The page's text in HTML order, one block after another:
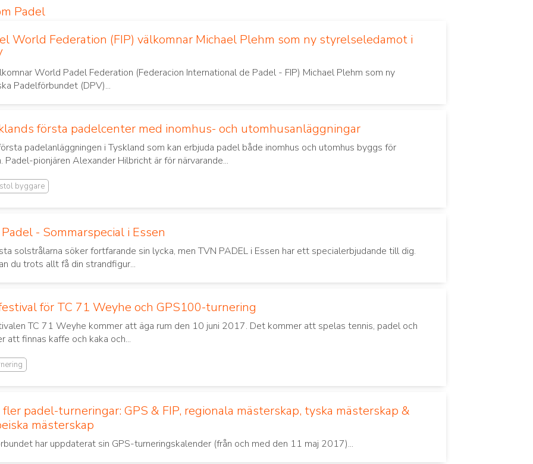
Padel
World Federation (FIP) välkomnar Michael Plehm som ny styrelseledamot i
World Padel Federation (Federacion International de Padel - FIP) Michael Plehm som ny
Padelförbundet (DPV)...
första padelcenter med inomhus- och utomhusanläggningar
padelanläggningen i Tyskland som kan erbjuda padel både inomhus och utomhus byggs för
Padel-pionjären Alexander Hilbricht är för närvarande...
byggare
- Sommarspecial i Essen
solstrålarna söker fortfarande sin lycka, men TVN PADEL i Essen har ett specialerbjudande till dig.
du trots allt få din strandfigur...
för TC 71 Weyhe och GPS100-turnering
TC 71 Weyhe kommer att äga rum den 10 juni 2017. Det kommer att spelas tennis, padel och
att finnas kaffe och kaka och...
padel-turneringar: GPS & FIP, regionala mästerskap, tyska mästerskap &
mästerskap
har uppdaterat sin GPS-turneringskalender (från och med den 11 maj 2017)...